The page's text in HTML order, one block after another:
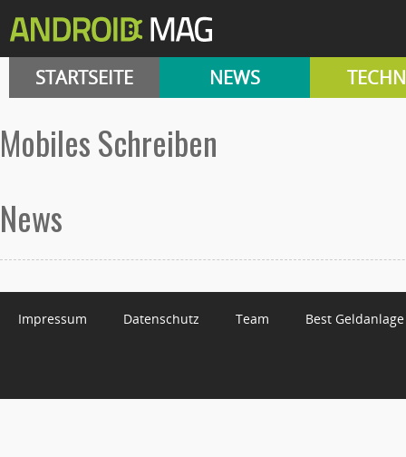
STARTSEITE NEWS
Mobiles Schreiben
News
Impressum Datenschutz Team Best Geldanlage